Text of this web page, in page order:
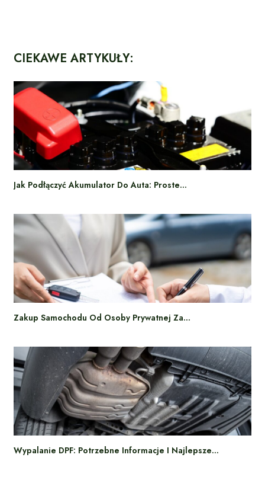
CIEKAWE ARTYKUŁY:
Jak Podłączyć Akumulator Do Auta: Proste…
Zakup Samochodu Od Osoby Prywatnej Za…
Wypalanie DPF: Potrzebne Informacje I Najlepsze…